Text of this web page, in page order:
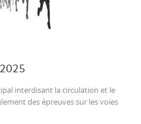
interdisant la circulation et le
des épreuves sur les voies